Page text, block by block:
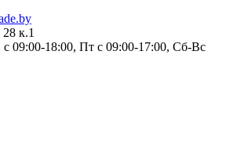
к.1
09:00-18:00, Пт с 09:00-17:00, Сб-Вс